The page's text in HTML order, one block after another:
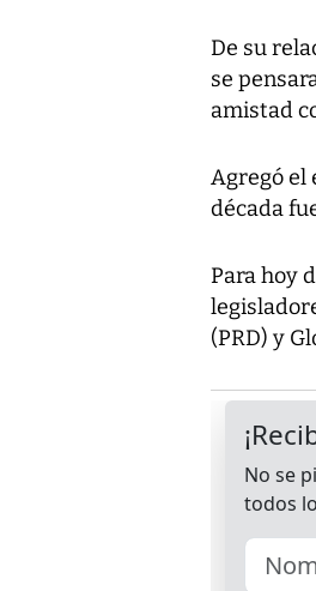
De su
se
amistad
Agregó el
década
Para hoy
(PRD) y